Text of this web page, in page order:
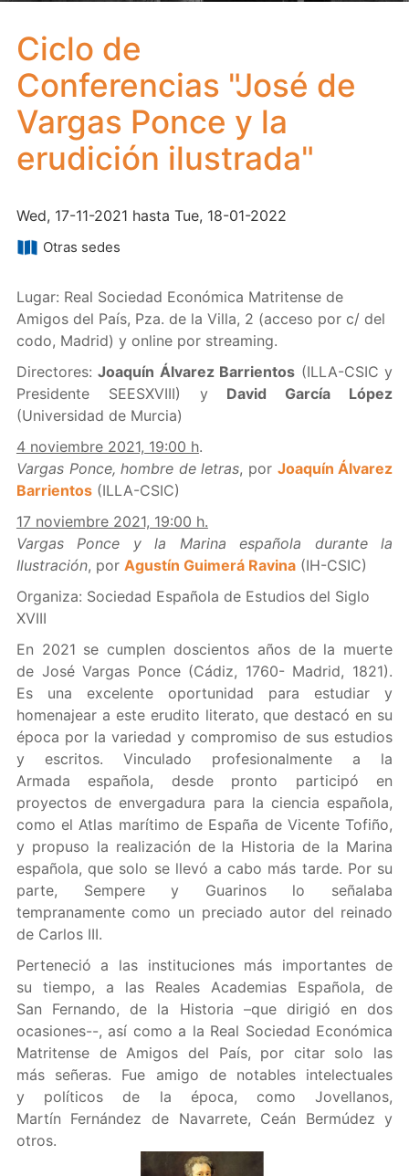
Ciclo de
Conferencias "José de
Vargas Ponce y la
erudición ilustrada"
Wed, 17-11-2021 hasta Tue, 18-01-2022
Otras sedes
Lugar: Real Sociedad Económica Matritense de
Amigos del País, Pza. de la Villa, 2 (acceso por c/ del
codo, Madrid) y online por streaming.
Directores:Joaquín Álvarez Barrientos (ILLA-CSIC y
Presidente SEESXVIII) y David García López
(Universidad de Murcia)
4 noviembre 2021, 19:00 h.
Vargas Ponce, hombre de letras, por Joaquín Álvarez
Barrientos(ILLA-CSIC)
17 noviembre 2021, 19:00 h.
Vargas Ponce y la Marina española durante la
Ilustración, por Agustín Guimerá Ravina(IH-CSIC)
Organiza: Sociedad Española de Estudios del Siglo
XVIII
En 2021 se cumplen doscientos años de la muerte
de José Vargas Ponce (Cádiz, 1760- Madrid, 1821).
Es una excelente oportunidad para estudiar y
homenajear a este erudito literato, que destacó en su
época por la variedad y compromiso de sus estudios
y escritos. Vinculado profesionalmente a la
Armada española, desde pronto participó en
proyectos de envergadura para la ciencia española,
como el Atlas marítimo de España de Vicente Tofiño,
y propuso la realización de la Historia de la Marina
española, que solo se llevó a cabo más tarde. Por su
parte, Sempere y Guarinos lo señalaba
tempranamente como un preciado autor del reinado
de Carlos III.
Perteneció a las instituciones más importantes de
su tiempo, a las Reales Academias Española, de
San Fernando, de la Historia –que dirigió en dos
ocasiones--, así como a la Real Sociedad Económica
Matritense de Amigos del País, por citar solo las
más señeras. Fue amigo de notables intelectuales
y políticos de la época, como Jovellanos,
Martín Fernández de Navarrete, Ceán Bermúdez y
otros.